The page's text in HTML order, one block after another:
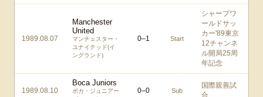
1989.08.07
Manchester
United
マンチェスター・
ユナイテッド(イ
ングランド)
0–1 Start
シャープワ
ールドサッ
カー'89東京
12チャンネ
ル開局25周
年記念
1989.08.10
Boca Juniors
ボカ・ジュニアー
0–0 Sub
国際親善試
合